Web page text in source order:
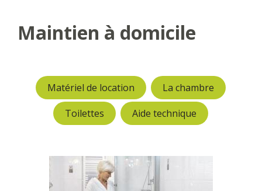
Maintien à domicile
Matériel de location
La chambre
Toilettes
Aide technique